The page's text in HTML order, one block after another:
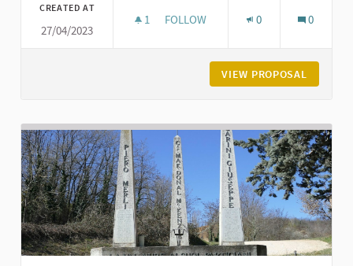
CREATED AT
27/04/2023
1 1 FOLLOWER
FOLLOW 0 0
VIEW PROPOSAL